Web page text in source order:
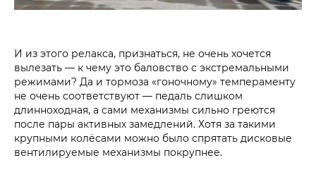
И из этого релакса, признаться, не очень хочется
вылезать — к чему это баловство с экстремальными
режимами? Да и тормоза «гоночному» темпераменту
не очень соответствуют — педаль слишком
длинноходная, а сами механизмы сильно греются
после пары активных замедлений. Хотя за такими
крупными колёсами можно было спрятать дисковые
вентилируемые механизмы покрупнее.